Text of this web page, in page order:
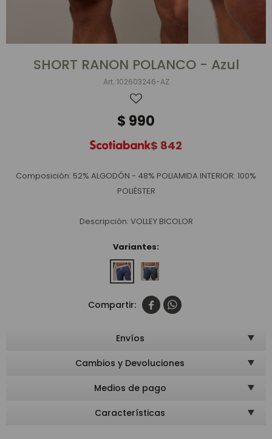
SHORT RANON POLANCO - Azul
102603246-AZ
$ 990
$ 842
Composición: 52% ALGODÓN - 48% POLIAMIDA INTERIOR: 100%
POLIÉSTER
Descripción: VOLLEY BICOLOR
Variantes:
 
Envíos
Cambios y Devoluciones
Medios de pago
Características